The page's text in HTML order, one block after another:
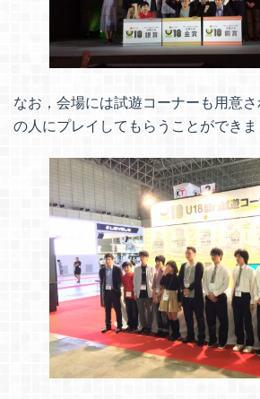
なお，会場には試遊コーナーも用意
の人にプレイしてもらうことができま